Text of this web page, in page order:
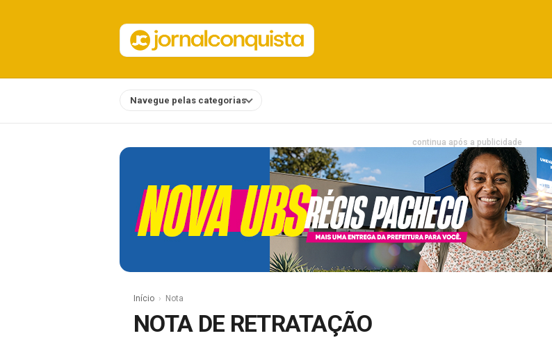
Navegue pelas categorias
continua após a publicidade
Início Nota
NOTA DE RETRATAÇÃO